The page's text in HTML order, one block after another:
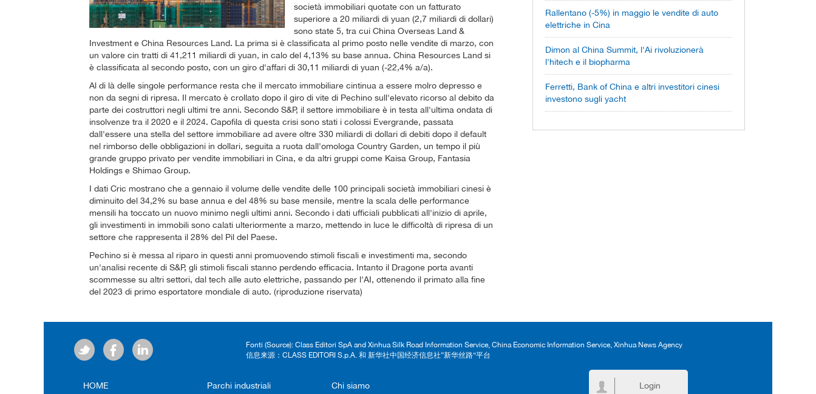
società immobiliari quotate con un fatturato
superiore a 20 miliardi di yuan (2,7 miliardi di dollari)
sono state 5, tra cui China Overseas Land &
Investment e China Resources Land. La prima si è classificata al primo posto nelle vendite di marzo, con
un valore cin tratti di 41,211 miliardi di yuan, in calo del 4,13% su base annua. China Resources Land si
è classificata al secondo posto, con un giro d'affari di 30,11 miliardi di yuan (-22,4% a/a).
Al di là delle singole performance resta che il mercato immobiliare cintinua a essere molro depresso e
non da segni di ripresa. Il mercato è crollato dopo il giro di vite di Pechino sull'elevato ricorso al debito da
parte dei costruttori negli ultimi tre anni. Secondo S&P, il settore immobiliare è in testa all'ultima ondata di
insolvenze tra il 2020 e il 2024. Capofila di questa crisi sono stati i colossi Evergrande, passata
dall'essere una stella del settore immobiliare ad avere oltre 330 miliardi di dollari di debiti dopo il default
nel rimborso delle obbligazioni in dollari, seguita a ruota dall'omologa Country Garden, un tempo il più
grande gruppo privato per vendite immobiliari in Cina, e da altri gruppi come Kaisa Group, Fantasia
Holdings e Shimao Group.
I dati Cric mostrano che a gennaio il volume delle vendite delle 100 principali società immobiliari cinesi è
diminuito del 34,2% su base annua e del 48% su base mensile, mentre la scala delle performance
mensili ha toccato un nuovo minimo negli ultimi anni. Secondo i dati ufficiali pubblicati all'inizio di aprile,
gli investimenti in immobili sono calati ulteriormente a marzo, mettendo in luce le difficoltà di ripresa di un
settore che rappresenta il 28% del Pil del Paese.
Pechino si è messa al riparo in questi anni promuovendo stimoli fiscali e investimenti ma, secondo
un'analisi recente di S&P, gli stimoli fiscali stanno perdendo efficacia. Intanto il Dragone porta avanti
scommesse su altri settori, dal tech alle auto elettriche, passando per l'AI, ottenendo il primato alla fine
del 2023 di primo esportatore mondiale di auto. (riproduzione riservata)
Rallentano (-5%) in maggio le vendite di auto
elettriche in Cina
Dimon al China Summit, l'Ai rivoluzionerà
l'hitech e il biopharma
Ferretti, Bank of China e altri investitori cinesi
investono sugli yacht
Fonti (Source): Class Editori SpA and Xinhua Silk Road Information Service, China Economic Information Service, Xinhua News Agency
信息来源：CLASS EDITORI S.p.A. 和 新华社中国经济信息社“新华丝路”平台
HOME Parchi industriali Chi siamo Login